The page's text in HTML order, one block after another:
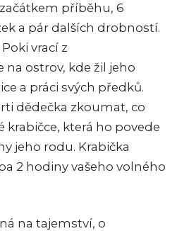
příběhu, 6
a pár dalších drobností.
vrací z
ostrov, kde žil jeho
a práci svých předků.
dědečka zkoumat, co
která ho povede
jeho rodu. Krabička
2 hodiny vašeho volného
na tajemství, o